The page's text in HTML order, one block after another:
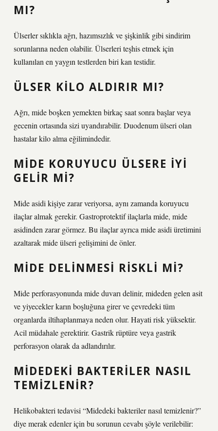
MI?
Ülserler sıklıkla ağrı, hazımsızlık ve şişkinlik gibi sindirim
sorunlarına neden olabilir. Ülserleri teşhis etmek için
kullanılan en yaygın testlerden biri kan testidir.
ÜLSER KILO ALDIRIR MI?
Ağrı, mide boşken yemekten birkaç saat sonra başlar veya
gecenin ortasında sizi uyandırabilir. Duodenum ülseri olan
hastalar kilo alma eğilimindedir.
MIDE KORUYUCU ÜLSERE IYI
GELIR MI?
Mide asidi kişiye zarar veriyorsa, aynı zamanda koruyucu
ilaçlar almak gerekir. Gastroprotektif ilaçlarla mide, mide
asidinden zarar görmez. Bu ilaçlar ayrıca mide asidi üretimini
azaltarak mide ülseri gelişimini de önler.
MIDE DELINMESI RISKLI MI?
Mide perforasyonunda mide duvarı delinir, mideden gelen asit
ve yiyecekler karın boşluğuna girer ve çevredeki tüm
organlarda iltihaplanmaya neden olur. Hayati risk yüksektir.
Acil müdahale gerektirir. Gastrik rüptüre veya gastrik
perforasyon olarak da adlandırılır.
MIDEDEKI BAKTERILER NASIL
TEMIZLENIR?
Helikobakteri tedavisi “Midedeki bakteriler nasıl temizlenir?”
diye merak edenler için bu sorunun cevabı şöyle verilebilir: